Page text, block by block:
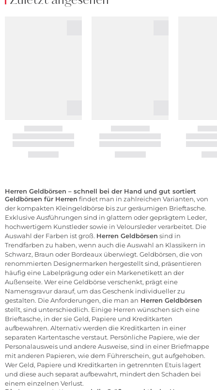
Herren Geldbörsen – schnell bei der Hand und gut sortiert
Geldbörsen für Herren findet man in zahlreichen Varianten, von
der kompakten Kleingeldbörse bis zur geräumigen Brieftasche.
Exklusive Ausführungen sind in glattem oder geprägtem Leder,
hochwertigem Kunstleder sowie in Veloursleder verarbeitet. Die
Auswahl der Farben ist groß. Herren Geldbörsen sind in
Trendfarben zu haben, wenn auch die Auswahl an Klassikern in
Schwarz, Braun oder Bordeaux überwiegt. Geldbörsen, die von
renommierten Designermarken hergestellt sind, präsentieren
häufig eine Labelprägung oder ein Markenetikett an der
Außenseite. Wer eine Geldbörse verschenkt, prägt eine
Namensgravur darauf, um das Geschenk individueller zu
gestalten. Die Anforderungen, die man an Herren Geldbörsen
stellt, sind unterschiedlich. Einige Herren wünschen sich eine
Brieftasche, in der sie Geld, Papiere und Kreditkarten
aufbewahren. Alternativ werden die Kreditkarten in einer
separaten Kartentasche verstaut. Persönliche Papiere, wie der
Personalausweis und andere Ausweise, sind in einer Briefmappe
mit anderen Papieren, wie dem Führerschein, gut aufgehoben.
Wer Geld, Papiere und Kreditkarten in getrennten Etuis lagert
und diese auch separat aufbewahrt, mindert den Schaden bei
einem einzelnen Verlust.